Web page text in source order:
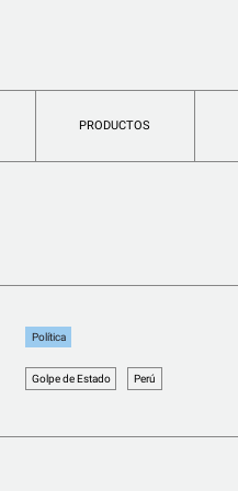
PRODUCTOS
Política
Golpe de Estado Perú